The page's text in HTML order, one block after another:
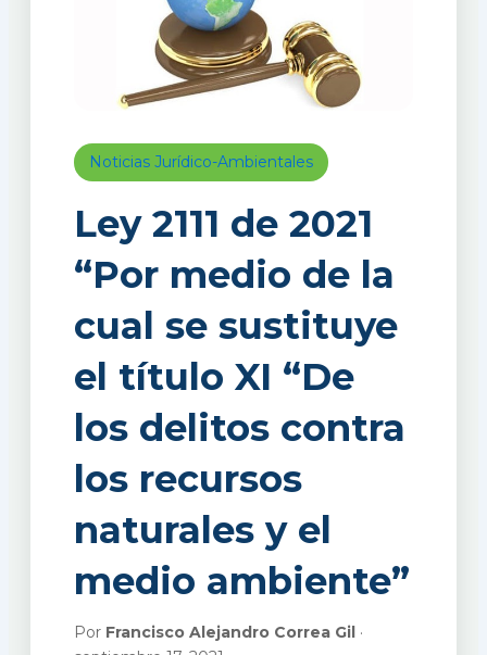
Noticias Jurídico-Ambientales
Ley 2111 de 2021
“Por medio de la
cual se sustituye
el título XI “De
los delitos contra
los recursos
naturales y el
medio ambiente”
Por Francisco Alejandro Correa Gil·